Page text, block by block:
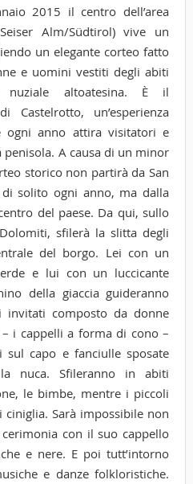
2015 il centro dell’area
Alm/Südtirol) vive un
un elegante corteo fatto
e uomini vestiti degli abiti
altoatesina. È il
Castelrotto, un’esperienza
ogni anno attira visitatori e
A causa di un minor
storico non partirà da San
solito ogni anno, ma dalla
del paese. Da qui, sullo
sfilerà la slitta degli
del borgo. Lei con un
e lui con un luccicante
della giaccia guideranno
composto da donne
i cappelli a forma di cono –
capo e fanciulle sposate
nuca. Sfileranno in abiti
le bimbe, mentre i piccoli
Sarà impossibile non
cerimonia con il suo cappello
e nere. E poi tutt’intorno
e danze folkloristiche.